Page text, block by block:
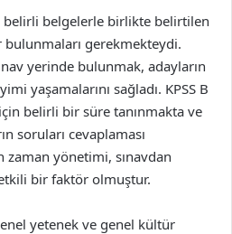
belirli belgelerle birlikte belirtilen
bulunmaları gerekmekteydi.
yerinde bulunmak, adayların
yaşamalarını sağladı. KPSS B
belirli bir süre tanınmakta ve
soruları cevaplaması
zaman yönetimi, sınavdan
bir faktör olmuştur.
yetenek ve genel kültür